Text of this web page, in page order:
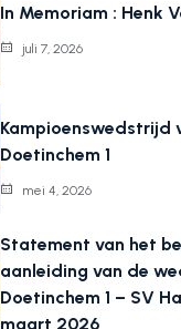
In Memoriam : Henk
juli 7, 2026
Kampioenswedstrijd
Doetinchem 1
mei 4, 2026
Statement van het
aanleiding van de
Doetinchem 1 – SV
maart 2026